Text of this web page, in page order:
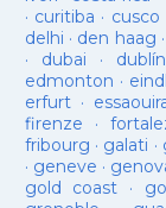
· curitiba · cusco
delhi · den haag ·
· dubai · dublín
edmonton ·
erfurt·
firenze ·
fribourg · galati ·
· geneve ·
gold coast ·